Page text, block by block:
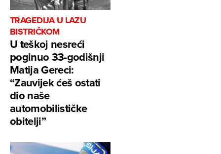
TRAGEDIJA U LAZU
BISTRIČKOM
U teškoj nesreći
poginuo 33-godišnji
Matija Gereci:
“Zauvijek ćeš ostati
dio naše
automobilističke
obitelji”